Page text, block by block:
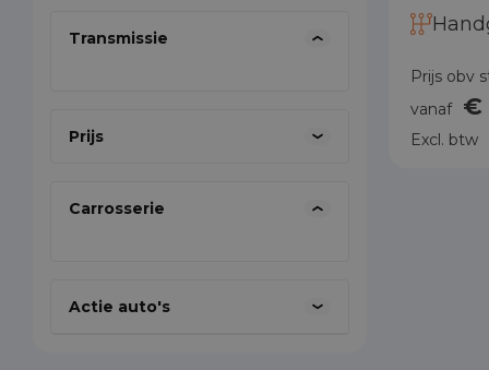
Transmissie
Prijs
Carrosserie
Actie auto's
Prijs obv
vanaf €
Excl. btw